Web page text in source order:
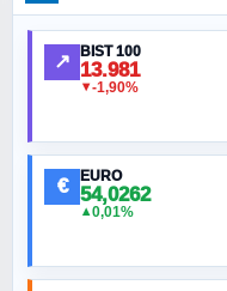
Ankara
Ortadoğu
MURAT
↗ BIST 100
13.981
▼-1,90%
€ EURO
54,0262
▲0,01%